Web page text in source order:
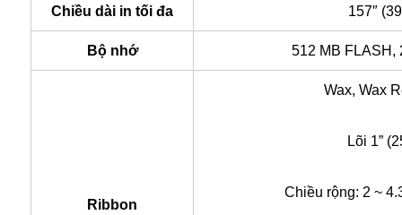
Chiều dài in tối đa 157″
Bộ nhớ 512 MB FLASH,
Ribbon
Wax, Wax
Lõi 1”
Chiều rộng: 2 ~